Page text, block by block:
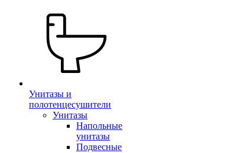
Унитазы и
полотенцесушители
Унитазы
Напольные
унитазы
Подвесные